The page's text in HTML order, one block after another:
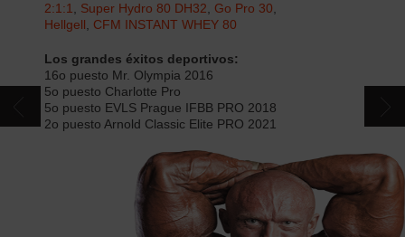
CATÁLOGO
2:1:1
Super Hydro 80 DH32 Go Pro 30
Hellgell
CFM INSTANT WHEY 80
Los grandes éxitos deportivos:
16o puesto Mr. Olympia 2016
5o puesto Charlotte Pro
5o puesto EVLS Prague IFBB PRO 2018
2o puesto Arnold Classic Elite PRO 2021